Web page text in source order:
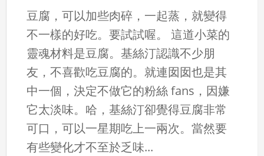
豆腐，可以加些肉碎，一起蒸，就變得
不一樣的好吃。要試試喔。 這道小菜的
靈魂材料是豆腐。基絲汀認識不少朋
友，不喜歡吃豆腐的。就連囡囡也是其
中一個，決定不做它的粉絲 fans，因嫌
它太淡味。哈，基絲汀卻覺得豆腐非常
可口，可以一星期吃上一兩次。當然要
有些變化才不至於乏味...